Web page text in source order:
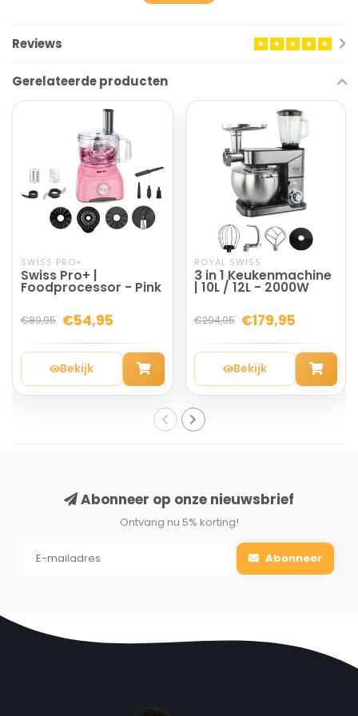
❕Oververhittingsbeveiliging, motor stopt. Dankzij de
een paar minuten af. Dit kan voor komen bij het te lang laten
draaien van de motor, het verwerken van harde ingrediënten of
het gebruik van teveel inhoud. Haal de stekker uit het
stopcontact en laat even rusten. In de handleiding lees je
precies hoeveel tijd wordt aangeraden om de keukenmachine
te gebruiken en hoeveel en welke ingrediënten je kan mixen.
✓ Strak en esthetisch design
✓ RVS vleesmolen voor het fijn of grof hakken van vlees
Reviews
Gerelateerde producten
SWISS PRO+
Swiss Pro+ |
Foodprocessor - Pink
€89,95 €54,95
Bekijk
ROYAL SWISS
3 in 1 Keukenmachine
| 10L / 12L - 2000W
€294,95 €179,95
Bekijk
Abonneer op onze nieuwsbrief
Ontvang nu 5% korting!
Abonneer